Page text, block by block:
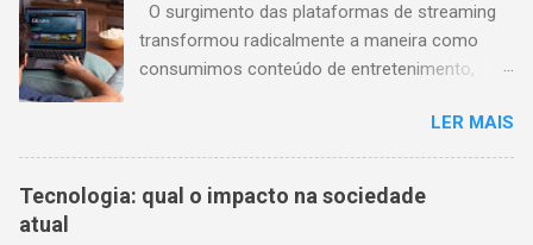
Expectativa vs. Satisfação, Qualidade Percebida
superar as expectativas e proporcionar uma
colaboração e empenho de cada aluno,
O surgimento das plataformas de streaming
transformou radicalmente a maneira como
consumimos conteúdo de entretenimento,
jogos. Estas plataformas oferecem uma vasta
biblioteca de conteúdo acessível a qualquer
hora e em qualquer lugar, mudando para
sempre a paisagem da mídia. Acesso On-
LER MAIS
Tecnologia: qual o impacto na sociedade
atual